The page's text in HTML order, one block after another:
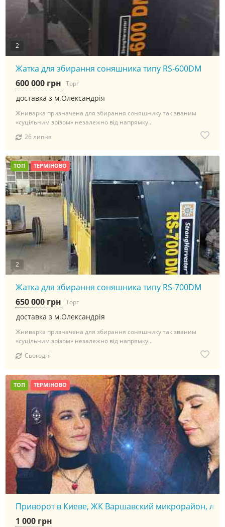
2
Жатка для збирання соняшника типу RS-600DM
доставка з м.Олександрія
600 000 грн Торг
Жниварка призначена для збирання соняшнику так званим
«суцільним зрізом» незалежно від напрямку...
26 липня
ТОП ТЕРМІНОВО
2
Жатка для збирання соняшника типу RS-700DM
доставка з м.Олександрія
650 000 грн Торг
Жниварка призначена для збирання соняшнику так званим
«суцільним зрізом» незалежно від напрямку...
Сьогодні
ТОП ТЕРМІНОВО
Приворот в Киеве, ЖК Варшавский микрорайон,
1 000 грн